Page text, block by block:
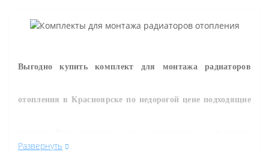
Выгодно купить комплект для монтажа радиаторов
отопления в Красноярске по недорогой цене подходящие
Развернуть